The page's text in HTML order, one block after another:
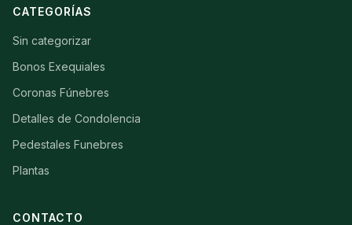
CATEGORÍAS
Sin categorizar
Bonos Exequiales
Coronas Fúnebres
Detalles de Condolencia
Pedestales Funebres
Plantas
CONTACTO